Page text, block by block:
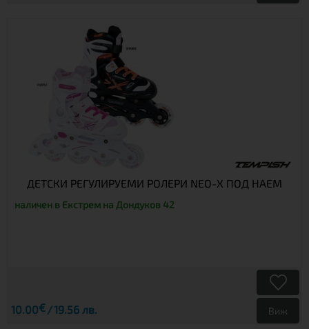
ДЕТСКИ РЕГУЛИРУЕМИ РОЛЕРИ NEO-X ПОД НАЕМ
наличен в Екстрем на Дондуков 42
10.00€ 19.56 лв. Виж